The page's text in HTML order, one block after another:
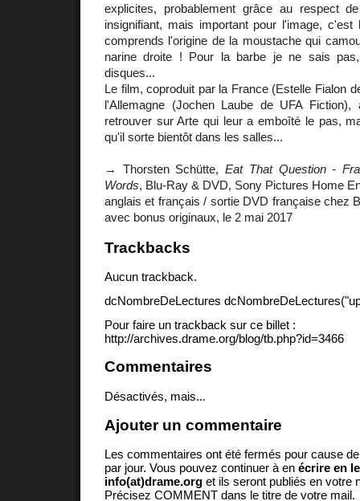
explicites, probablement grâce au respect
insignifiant, mais important pour l'image,
comprends l'origine de la moustache qui
narine droite ! Pour la barbe je ne sais
disques...
Le film, coproduit par la France (Estelle Fialon
l'Allemagne (Jochen Laube de UFA
retrouver sur Arte qui leur a emboîté le pas,
qu'il sorte bientôt dans les salles...
→ Thorsten Schütte,Eat That Question -
Words, Blu-Ray & DVD, Sony Pictures Home
anglais et français / sortie DVD française chez
avec bonus originaux, le 2 mai 2017
Trackbacks
Aucun trackback.
dcNombreDeLectures
Pour faire un trackback sur ce billet :
http://archives.drame.org/blog/tb.php?id=3466
Commentaires
Désactivés, mais...
Ajouter un commentaire
Les commentaires ont été fermés pour cause
par jour. Vous pouvez continuer à en écrire en
info(at)drame.org et ils seront publiés en votre
Précisez COMMENT dans le titre de votre mail.